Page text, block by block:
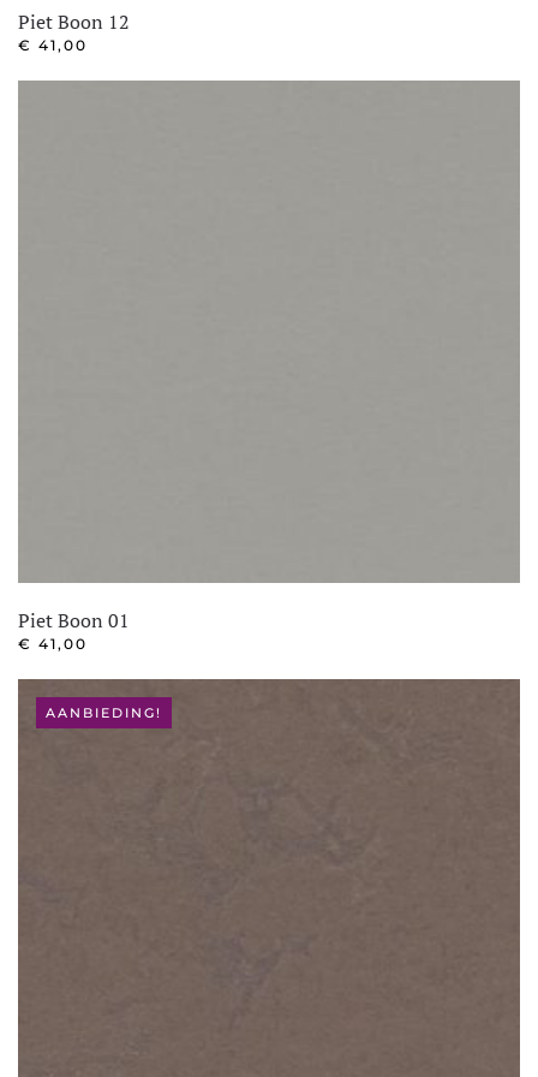
Piet Boon 12
€ 41,00
Piet Boon 01
€ 41,00
AANBIEDING!